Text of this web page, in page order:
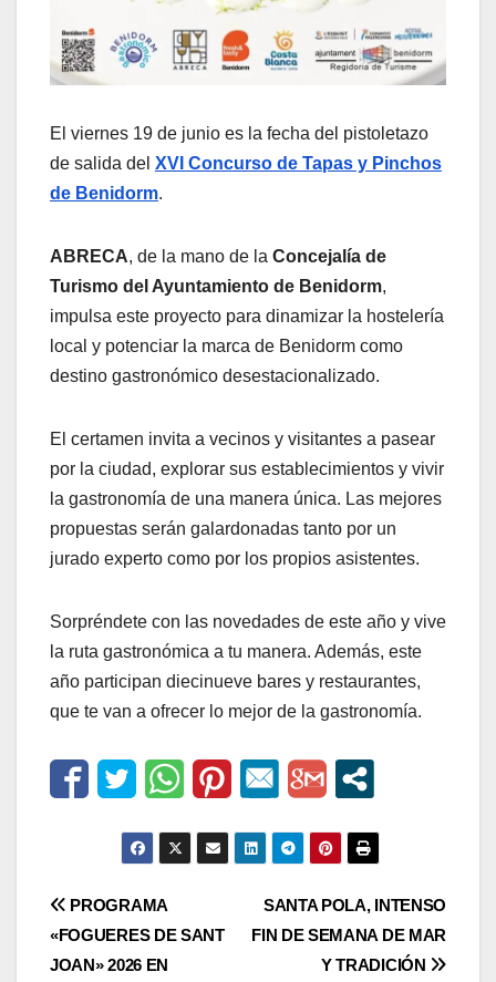
El viernes 19 de junio es la fecha del pistoletazo
de salida del XVI Concurso de Tapas y Pinchos
de Benidorm.
ABRECA, de la mano de la Concejalía de
Turismo del Ayuntamiento de Benidorm,
impulsa este proyecto para dinamizar la hostelería
local y potenciar la marca de Benidorm como
destino gastronómico desestacionalizado.
El certamen invita a vecinos y visitantes a pasear
por la ciudad, explorar sus establecimientos y vivir
la gastronomía de una manera única. Las mejores
propuestas serán galardonadas tanto por un
jurado experto como por los propios asistentes.
Sorpréndete con las novedades de este año y vive
la ruta gastronómica a tu manera. Además, este
año participan diecinueve bares y restaurantes,
que te van a ofrecer lo mejor de la gastronomía.
Navegación
de
SANTA POLA, INTENSO
FIN DE SEMANA DE MAR
Y TRADICIÓN
PROGRAMA
«FOGUERES DE SANT
JOAN» 2026 EN